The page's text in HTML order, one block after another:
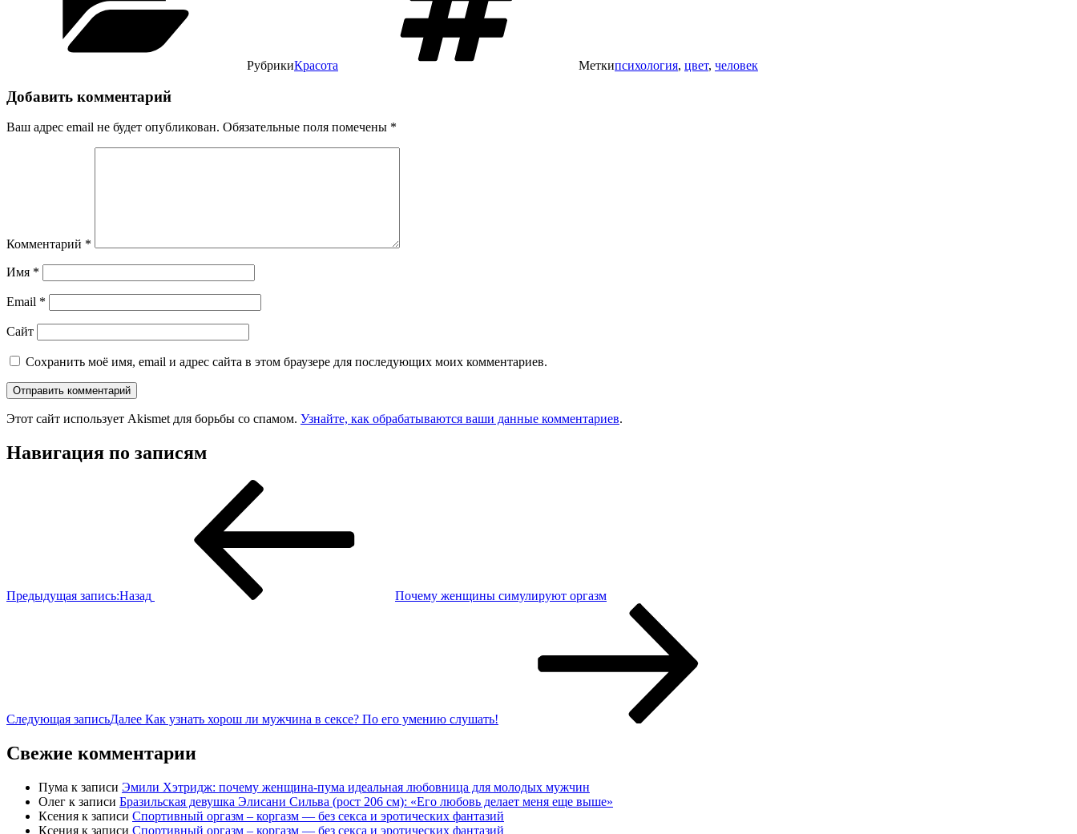
РубрикиКрасота Меткипсихология, цвет, человек
Добавить комментарий
Ваш адрес email не будет опубликован. Обязательные поля помечены *
Комментарий *
Имя *
Email *
Сайт
Сохранить моё имя, email и адрес сайта в этом браузере для последующих моих комментариев.
Этот сайт использует Akismet для борьбы со спамом. Узнайте, как обрабатываются ваши данные комментариев.
Навигация по записям
Предыдущая запись:Назад Почему женщины симулируют оргазм
Следующая записьДалее Как узнать хорош ли мужчина в сексе? По его умению слушать!
Свежие комментарии
Пума к записи Эмили Хэтридж: почему женщина-пума идеальная любовница для молодых мужчин
Олег к записи Бразильская девушка Элисани Сильва (рост 206 см): «Его любовь делает меня еще выше»
Ксения к записи Спортивный оргазм – коргазм — без секса и эротических фантазий
Ксения к записи Спортивный оргазм – коргазм — без секса и эротических фантазий